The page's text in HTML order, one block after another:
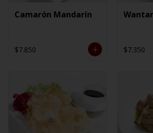
Camarón Mandarín
$7.850 $7.350